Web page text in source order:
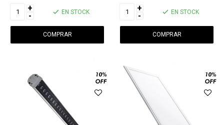
+
- EN STOCK +
- EN STOCK